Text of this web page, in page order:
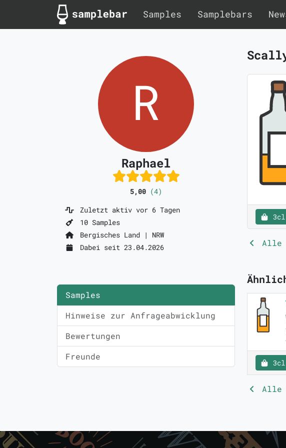
Samples Samplebars
Raphael
5,00 (4)
Zuletzt aktiv vor 6 Tagen
10 Samples
Bergisches Land | NRW
Dabei seit 23.04.2026
Samples
Hinweise zur Anfrageabwicklung
Bewertungen
Freunde
3cl
Alle
3cl
Alle